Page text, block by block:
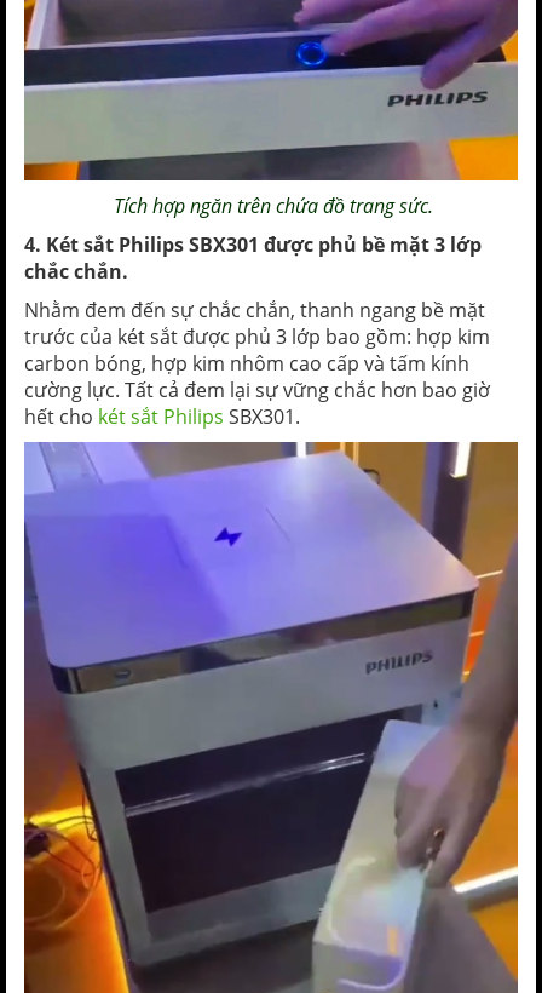
Tích hợp ngăn trên chứa đồ trang sức.
4. Két sắt Philips SBX301 được phủ bề mặt 3 lớp
chắc chắn.
Nhằm đem đến sự chắc chắn, thanh ngang bề mặt
trước của két sắt được phủ 3 lớp bao gồm: hợp kim
carbon bóng, hợp kim nhôm cao cấp và tấm kính
cường lực. Tất cả đem lại sự vững chắc hơn bao giờ
hết cho két sắt Philips SBX301.